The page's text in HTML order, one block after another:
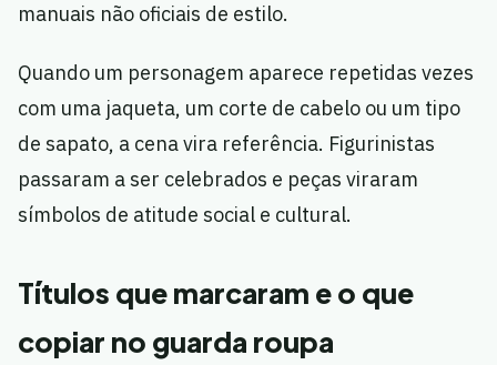
manuais não oficiais de estilo.
Quando um personagem aparece repetidas vezes
com uma jaqueta, um corte de cabelo ou um tipo
de sapato, a cena vira referência. Figurinistas
passaram a ser celebrados e peças viraram
símbolos de atitude social e cultural.
Títulos que marcaram e o que
copiar no guarda roupa